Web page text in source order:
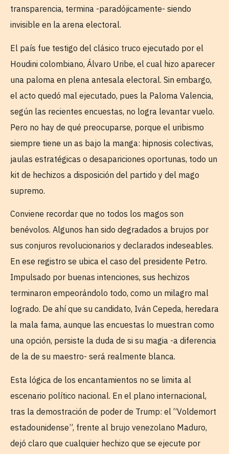
transparencia, termina -paradójicamente- siendo
invisible en la arena electoral.
El país fue testigo del clásico truco ejecutado por el
Houdini colombiano, Álvaro Uribe, el cual hizo aparecer
una paloma en plena antesala electoral. Sin embargo,
el acto quedó mal ejecutado, pues la Paloma Valencia,
según las recientes encuestas, no logra levantar vuelo.
Pero no hay de qué preocuparse, porque el uribismo
siempre tiene un as bajo la manga: hipnosis colectivas,
jaulas estratégicas o desapariciones oportunas, todo un
kit de hechizos a disposición del partido y del mago
supremo.
Conviene recordar que no todos los magos son
benévolos. Algunos han sido degradados a brujos por
sus conjuros revolucionarios y declarados indeseables.
En ese registro se ubica el caso del presidente Petro.
Impulsado por buenas intenciones, sus hechizos
terminaron empeorándolo todo, como un milagro mal
logrado. De ahí que su candidato, Iván Cepeda, heredara
la mala fama, aunque las encuestas lo muestran como
una opción, persiste la duda de si su magia -a diferencia
de la de su maestro- será realmente blanca.
Esta lógica de los encantamientos no se limita al
escenario político nacional. En el plano internacional,
tras la demostración de poder de Trump: el “Voldemort
estadounidense”, frente al brujo venezolano Maduro,
dejó claro que cualquier hechizo que se ejecute por